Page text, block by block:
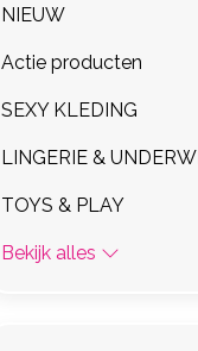
NIEUW
Actie producten
SEXY KLEDING
LINGERIE &
TOYS & PLAY
Bekijk alles